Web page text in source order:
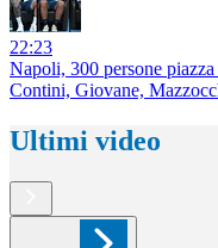
22:23
Napoli, 300 persone
Contini, Giovane,
Ultimi video